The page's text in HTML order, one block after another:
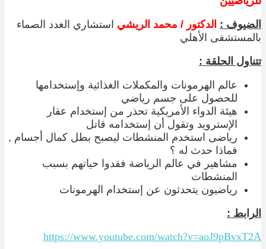
الضيوف : الدكتور / محمد الريشي استشاري الغدد الصماء
بالمستشفى الأهلي
تتناول الحلقة :
عالم الهرمونات والمكملات الغذائية وإستخدامها
للحصول على جسم رياضي
هيئة الدواء الأمريكية تحذر من إستخدام عقار
الإسترويد وتقول أن إستخدامه قاتل
رياضى استخدم المنشطات ليصبح بطل كمال أجسام ,
فماذا حدث له ؟
مشاهير في عالم الرياضة فقدوا حياتهم بسبب
المنشطات
رياضيون يتحدثون عن إستخدام الهرمونات
الرابط :
https://www.youtube.com/watch?v=aoJ9pBvxT2A